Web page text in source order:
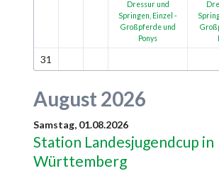
Dressur und
Springen, Einzel -
Großpferde und
Ponys
31
August 2026
Samstag, 01.08.2026
Station Landesjugendcup in
Württemberg